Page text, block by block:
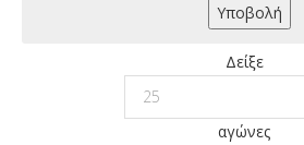
Δείξε
αγώνες